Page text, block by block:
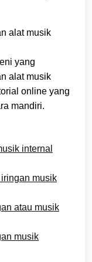
alat musik
yang
alat musik
online yang
mandiri.
internal
musik
atau musik
musik